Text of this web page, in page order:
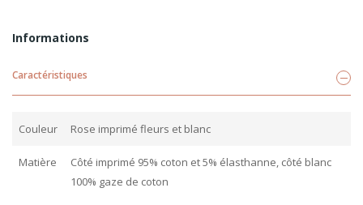
Informations
Caractéristiques
Couleur Rose imprimé fleurs et blanc
Matière
Côté imprimé 95% coton et 5% élasthanne, côté blanc
100% gaze de coton